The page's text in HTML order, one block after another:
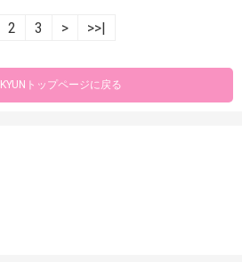
2 3 > >>|
トップページに戻る